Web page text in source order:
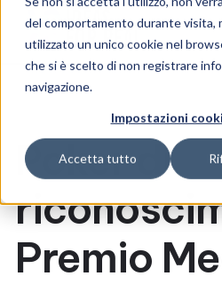
del comportamento durante visita,
utilizzato un unico cookie nel
che si è scelto di non registrare
navigazione.
Impostazioni
Accetta tutto
Poker di
Premio